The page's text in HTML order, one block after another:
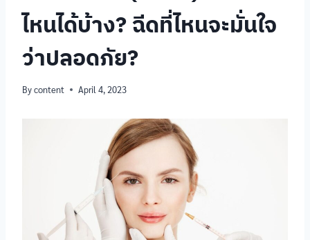
ไหนได้บ้าง? ฉีดที่ไหนจะมั่นใจ
ว่าปลอดภัย?
Bycontent April 4, 2023